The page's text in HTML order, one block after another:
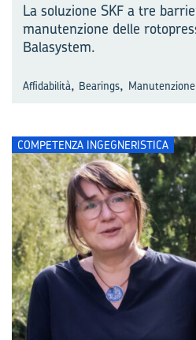
La soluzione SKF a tre
manutenzione delle
Balasystem.
Affidabilità, Bearings, Manutenzione
COMPETENZA INGEGNERISTICA